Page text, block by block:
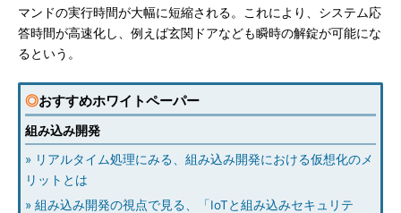
マンドの実行時間が大幅に短縮される。これにより、システム応
答時間が高速化し、例えば玄関ドアなども瞬時の解錠が可能にな
るという。
◎おすすめホワイトペーパー
組み込み開発
» リアルタイム処理にみる、組み込み開発における仮想化のメ
リットとは
» 組み込み開発の視点で見る、「IoTと組み込みセキュリテ